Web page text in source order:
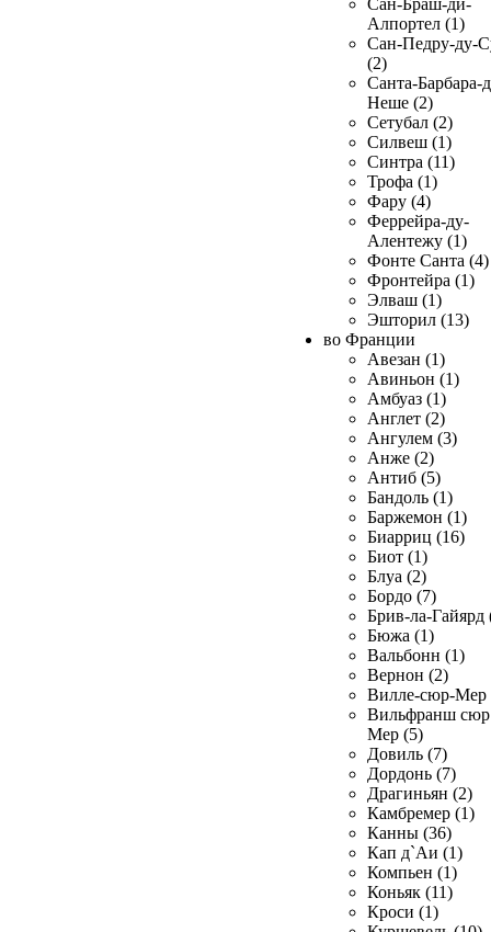
Сан-Браш-ди-
Алпортел (1)
Сан-Педру-ду-
(2)
Санта-Барбара-
Неше (2)
Сетубал (2)
Силвеш (1)
Синтра (11)
Трофа (1)
Фару (4)
Феррейра-ду-
Алентежу (1)
Фонте Санта (4)
Фронтейра (1)
Элваш (1)
Эшторил (13)
во Франции
Авезан (1)
Авиньон (1)
Амбуаз (1)
Англет (2)
Ангулем (3)
Анже (2)
Антиб (5)
Бандоль (1)
Баржемон (1)
Биарриц (16)
Биот (1)
Блуа (2)
Бордо (7)
Брив-ла-Гайярд
Бюжа (1)
Вальбонн (1)
Вернон (2)
Вилле-сюр-Мер
Вильфранш сюр
Мер (5)
Довиль (7)
Дордонь (7)
Драгиньян (2)
Камбремер (1)
Канны (36)
Кап д`Аи (1)
Компьен (1)
Коньяк (11)
Кроси (1)